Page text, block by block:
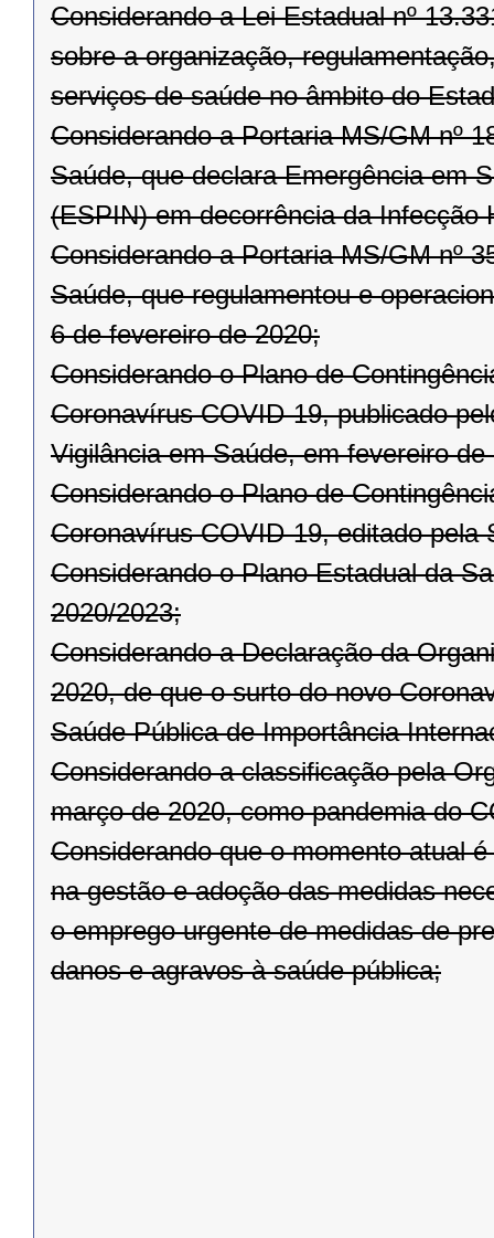
Considerando a Lei Estadual nº
sobre a organização,
serviços de saúde no âmbito do
Considerando a Portaria MS/GM nº
Saúde, que declara Emergência em
(ESPIN) em decorrência da Infecção
Considerando a Portaria MS/GM nº
Saúde, que regulamentou e
6 de fevereiro de 2020;
Considerando o Plano de
Coronavírus COVID-19, publicado
Vigilância em Saúde, em fevereiro de
Considerando o Plano de
Coronavírus COVID-19, editado pela
Considerando o Plano Estadual da
2020/2023;
Considerando a Declaração da
2020, de que o surto do novo
Saúde Pública de Importância
Considerando a classificação pela
março de 2020, como pandemia do
Considerando que o momento atual
na gestão e adoção das medidas
o emprego urgente de medidas de
danos e agravos à saúde pública;